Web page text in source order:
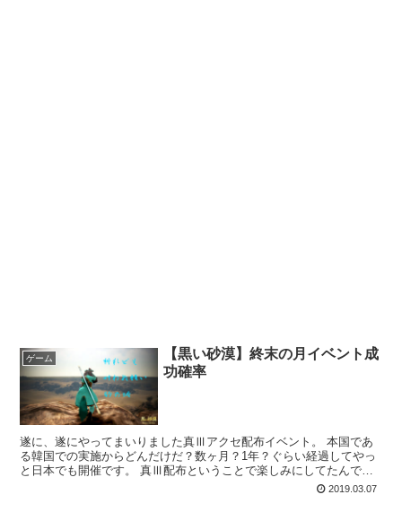
ゲーム
【黒い砂漠】終末の月イベント成
功確率
遂に、遂にやってまいりました真Ⅲアクセ配布イベント。 本国であ
る韓国での実施からどんだけだ？数ヶ月？1年？ぐらい経過してやっ
と日本でも開催です。 真Ⅲ配布ということで楽しみにしてたんです
が、強化イベントなので成功しないとあげないよってことだ...2019.03.07